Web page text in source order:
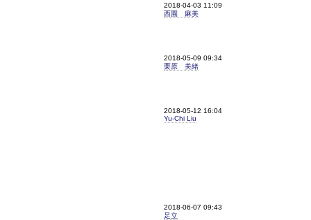
2018-04-03 11:09
西園 麻美
2018-05-09 09:34
栗原 美緒
2018-05-12 16:04
Yu-Chi Liu
2018-06-07 09:43
足立